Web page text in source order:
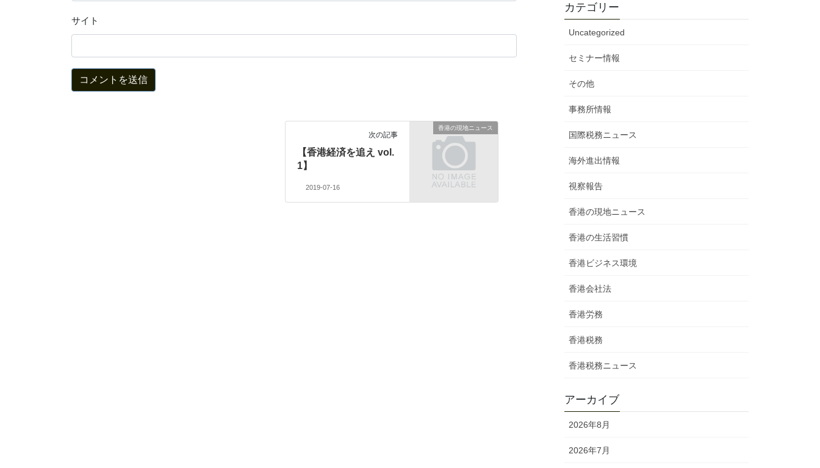
サイト
香港の現地ニュース
次の記事
【香港経済を追え vol.
1】
2019-07-16
カテゴリー
Uncategorized
セミナー情報
その他
事務所情報
国際税務ニュース
海外進出情報
視察報告
香港の現地ニュース
香港の生活習慣
香港ビジネス環境
香港会社法
香港労務
香港税務
香港税務ニュース
アーカイブ
2026年8月
2026年7月